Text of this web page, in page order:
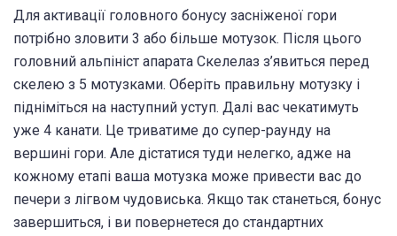
Для активації головного бонусу засніженої гори
потрібно зловити 3 або більше мотузок. Після цього
головний альпініст апарата Скелелаз з’явиться перед
скелею з 5 мотузками. Оберіть правильну мотузку і
підніміться на наступний уступ. Далі вас чекатимуть
уже 4 канати. Це триватиме до супер-раунду на
вершині гори. Але дістатися туди нелегко, адже на
кожному етапі ваша мотузка може привести вас до
печери з лігвом чудовиська. Якщо так станеться, бонус
завершиться, і ви повернетеся до стандартних